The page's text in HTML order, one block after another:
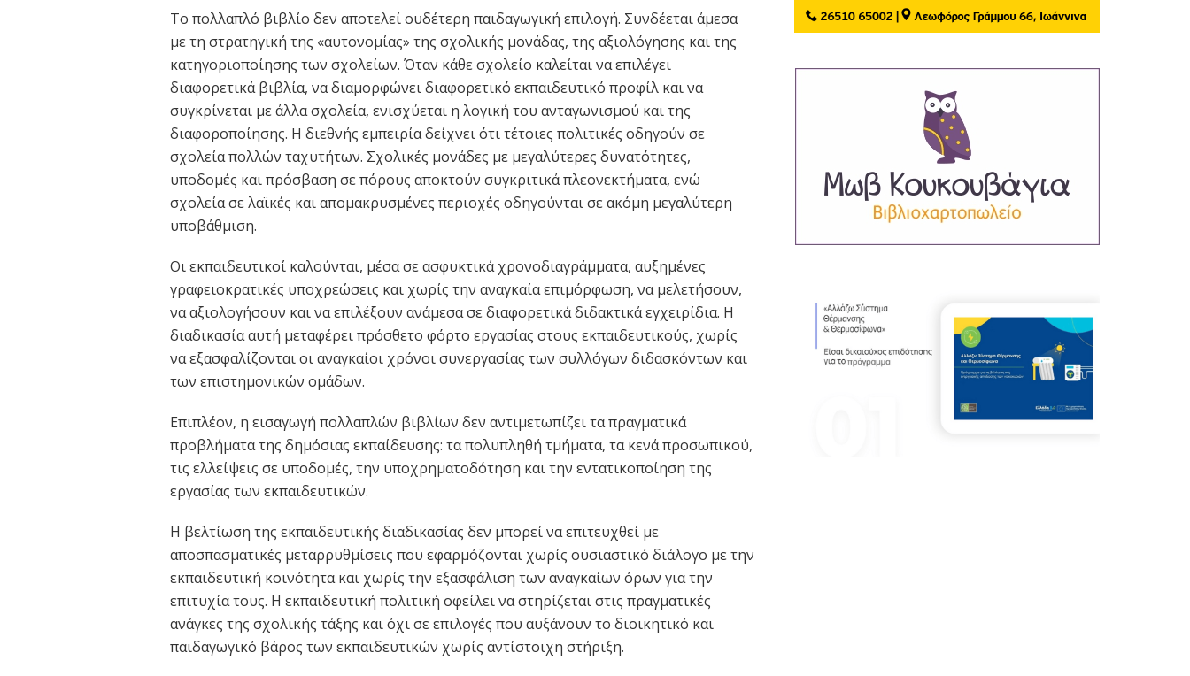
Το πολλαπλό βιβλίο δεν αποτελεί ουδέτερη παιδαγωγική επιλογή. Συνδέεται άμεσα
με τη στρατηγική της «αυτονομίας» της σχολικής μονάδας, της αξιολόγησης και της
κατηγοριοποίησης των σχολείων. Όταν κάθε σχολείο καλείται να επιλέγει
διαφορετικά βιβλία, να διαμορφώνει διαφορετικό εκπαιδευτικό προφίλ και να
συγκρίνεται με άλλα σχολεία, ενισχύεται η λογική του ανταγωνισμού και της
διαφοροποίησης. Η διεθνής εμπειρία δείχνει ότι τέτοιες πολιτικές οδηγούν σε
σχολεία πολλών ταχυτήτων. Σχολικές μονάδες με μεγαλύτερες δυνατότητες,
υποδομές και πρόσβαση σε πόρους αποκτούν συγκριτικά πλεονεκτήματα, ενώ
σχολεία σε λαϊκές και απομακρυσμένες περιοχές οδηγούνται σε ακόμη μεγαλύτερη
υποβάθμιση.
Οι εκπαιδευτικοί καλούνται, μέσα σε ασφυκτικά χρονοδιαγράμματα, αυξημένες
γραφειοκρατικές υποχρεώσεις και χωρίς την αναγκαία επιμόρφωση, να μελετήσουν,
να αξιολογήσουν και να επιλέξουν ανάμεσα σε διαφορετικά διδακτικά εγχειρίδια. Η
διαδικασία αυτή μεταφέρει πρόσθετο φόρτο εργασίας στους εκπαιδευτικούς, χωρίς
να εξασφαλίζονται οι αναγκαίοι χρόνοι συνεργασίας των συλλόγων διδασκόντων και
των επιστημονικών ομάδων.
Επιπλέον, η εισαγωγή πολλαπλών βιβλίων δεν αντιμετωπίζει τα πραγματικά
προβλήματα της δημόσιας εκπαίδευσης: τα πολυπληθή τμήματα, τα κενά προσωπικού,
τις ελλείψεις σε υποδομές, την υποχρηματοδότηση και την εντατικοποίηση της
εργασίας των εκπαιδευτικών.
Η βελτίωση της εκπαιδευτικής διαδικασίας δεν μπορεί να επιτευχθεί με
αποσπασματικές μεταρρυθμίσεις που εφαρμόζονται χωρίς ουσιαστικό διάλογο με την
εκπαιδευτική κοινότητα και χωρίς την εξασφάλιση των αναγκαίων όρων για την
επιτυχία τους. Η εκπαιδευτική πολιτική οφείλει να στηρίζεται στις πραγματικές
ανάγκες της σχολικής τάξης και όχι σε επιλογές που αυξάνουν το διοικητικό και
παιδαγωγικό βάρος των εκπαιδευτικών χωρίς αντίστοιχη στήριξη.